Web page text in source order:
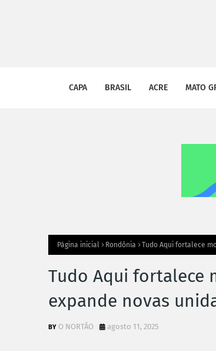
CAPA BRASIL ACRE MATO
Página inicial Rondônia Tudo Aqui fortalece
Tudo Aqui fortalece
expande novas
O NORTÃO agosto 11, 2025